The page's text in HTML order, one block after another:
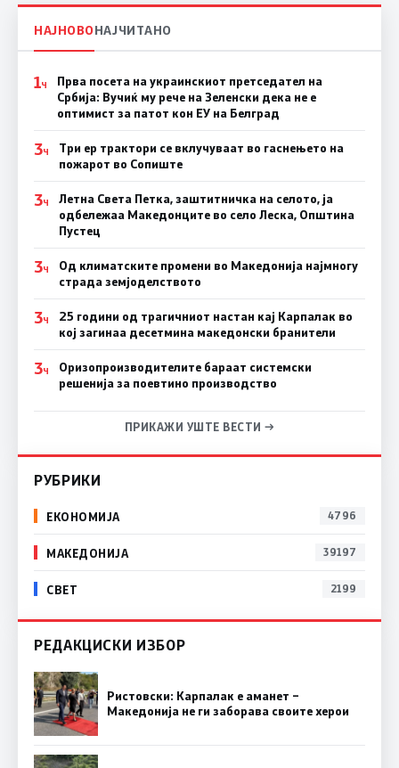
НАЈНОВОНАЈЧИТАНО
1Ч
Прва посета на украинскиот претседател на
Србија: Вучиќ му рече на Зеленски дека не е
оптимист за патот кон ЕУ на Белград
3Ч
Три ер трактори се вклучуваат во гаснењето на
пожарот во Сопиште
3Ч
Летна Света Петка, заштитничка на селото, ја
одбележаа Македонците во село Леска, Општина
Пустец
3Ч
Од климатските промени во Македонија најмногу
страда земјоделството
3Ч
25 години од трагичниот настан кај Карпалак во
кој загинаа десетмина македонски бранители
3Ч
Оризопроизводителите бараат системски
решенија за поевтино производство
ПРИКАЖИ УШТЕ ВЕСТИ →
РУБРИКИ
ЕКОНОМИЈА 4796
МАКЕДОНИЈА 39197
СВЕТ 2199
РЕДАКЦИСКИ ИЗБОР
Ристовски: Карпалак е аманет –
Македонија не ги заборава своите херои